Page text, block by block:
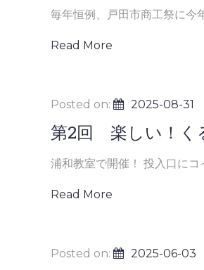
毎年恒例、戸田市商工祭に今
Read More
Posted on: 2025-08-31
第2回 楽しい！く
浦和教室で開催！ 投入口に
Read More
Posted on: 2025-06-03